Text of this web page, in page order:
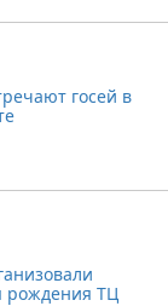
госей в
рождения ТЦ